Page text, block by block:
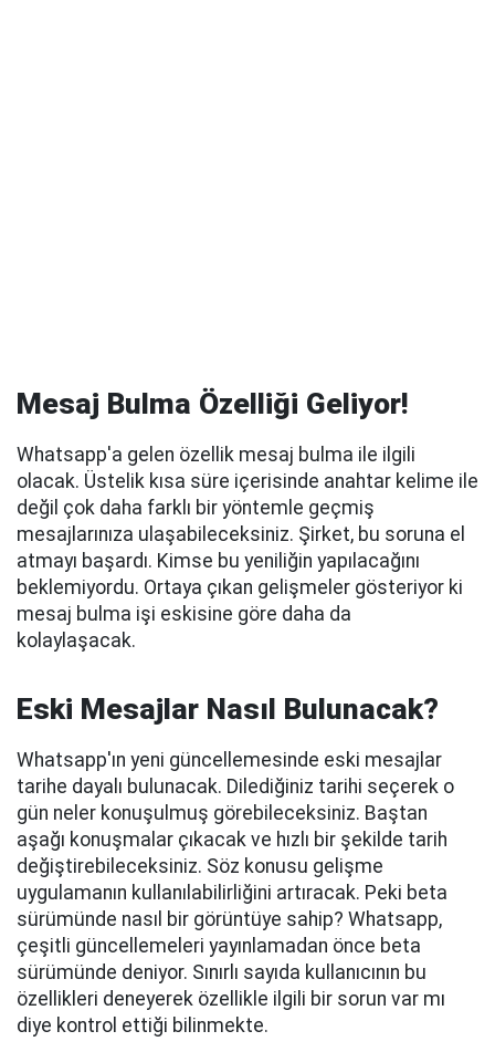
Mesaj Bulma Özelliği Geliyor!
Whatsapp'a gelen özellik mesaj bulma ile ilgili
olacak. Üstelik kısa süre içerisinde anahtar kelime ile
değil çok daha farklı bir yöntemle geçmiş
mesajlarınıza ulaşabileceksiniz. Şirket, bu soruna el
atmayı başardı. Kimse bu yeniliğin yapılacağını
beklemiyordu. Ortaya çıkan gelişmeler gösteriyor ki
mesaj bulma işi eskisine göre daha da
kolaylaşacak.
Eski Mesajlar Nasıl Bulunacak?
Whatsapp'ın yeni güncellemesinde eski mesajlar
tarihe dayalı bulunacak. Dilediğiniz tarihi seçerek o
gün neler konuşulmuş görebileceksiniz. Baştan
aşağı konuşmalar çıkacak ve hızlı bir şekilde tarih
değiştirebileceksiniz. Söz konusu gelişme
uygulamanın kullanılabilirliğini artıracak. Peki beta
sürümünde nasıl bir görüntüye sahip? Whatsapp,
çeşitli güncellemeleri yayınlamadan önce beta
sürümünde deniyor. Sınırlı sayıda kullanıcının bu
özellikleri deneyerek özellikle ilgili bir sorun var mı
diye kontrol ettiği bilinmekte.